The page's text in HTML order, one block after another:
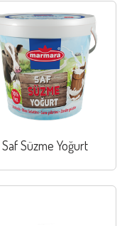
Saf Süzme Yoğurt